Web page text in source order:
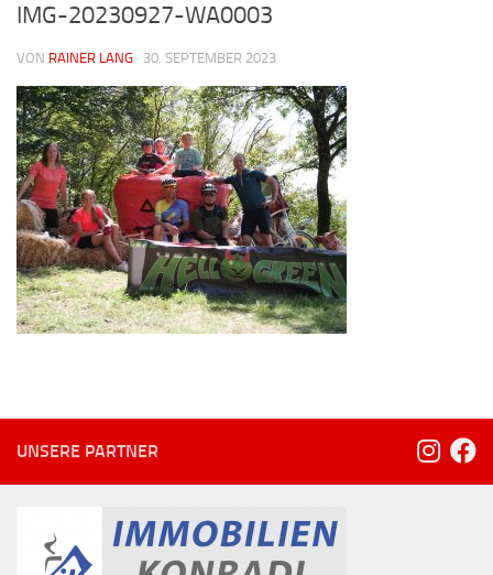
IMG-20230927-WA0003
VON RAINER LANG · 30. SEPTEMBER 2023
UNSERE PARTNER